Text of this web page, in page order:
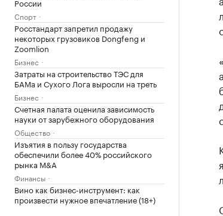
России
Спорт
Росстандарт запретил продажу
некоторых грузовиков Dongfeng и
Zoomlion
Бизнес
Затраты на строительство ТЭС для
БАМа и Сухого Лога выросли на треть
Бизнес
Счетная палата оценила зависимость
науки от зарубежного оборудования
Общество
Изъятия в пользу государства
обеспечили более 40% российского
рынка M&A
Финансы
Вино как бизнес-инструмент: как
произвести нужное впечатление (18+)